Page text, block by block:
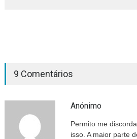
9 Comentários
Anónimo
Permito me
isso. A maior parte